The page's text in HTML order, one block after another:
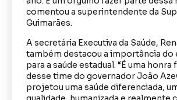
comentou a superintendente da
Guimarães.
A secretária Executiva da Saúde,
também destacou a importância do
para a saúde estadual. “É uma honra
desse time do governador João
projetou uma saúde diferenciada,